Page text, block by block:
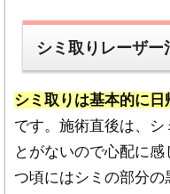
シミ取りレーザー
シミ取りは基本的に日
です。施術直後は、
とがないので心配に
つ頃にはシミの部分